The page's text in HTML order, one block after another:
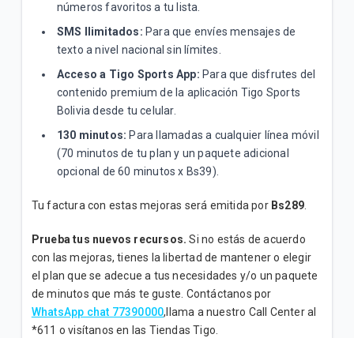
números favoritos a tu lista.
SMS Ilimitados: Para que envíes mensajes de
texto a nivel nacional sin límites.
Acceso a Tigo Sports App: Para que disfrutes del
contenido premium de la aplicación Tigo Sports
Bolivia desde tu celular.
130 minutos: Para llamadas a cualquier línea móvil
(70 minutos de tu plan y un paquete adicional
opcional de 60 minutos x Bs39).
Tu factura con estas mejoras será emitida por Bs289.
Prueba tus nuevos recursos. Si no estás de acuerdo
con las mejoras, tienes la libertad de mantener o elegir
el plan que se adecue a tus necesidades y/o un paquete
de minutos que más te guste. Contáctanos por
WhatsApp chat 77390000,llama a nuestro Call Center al
*611 o visítanos en las Tiendas Tigo.